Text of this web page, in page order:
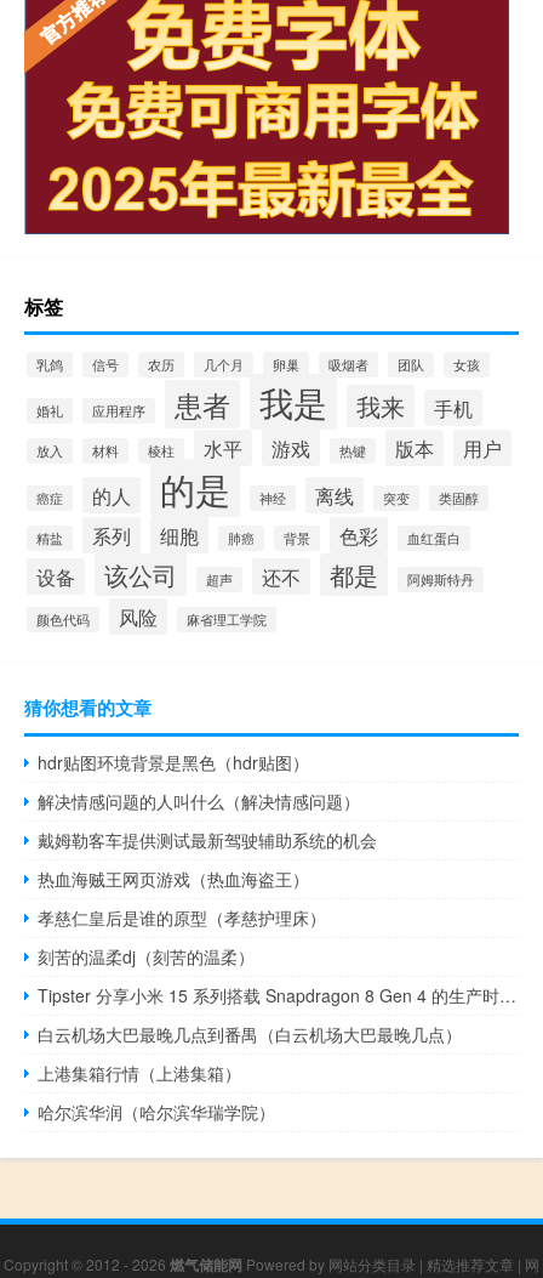
标签
乳鸽 信号 农历 几个月 卵巢 吸烟者 团队 女孩
婚礼 应用程序 患者 我是 我来 手机
放入 材料 棱柱 水平 游戏 热键 版本 用户
癌症 的人 的是 神经 离线 突变 类固醇
精盐 系列 细胞 肺癌 背景 色彩 血红蛋白
设备 该公司 超声 还不 都是 阿姆斯特丹
颜色代码 风险 麻省理工学院
猜你想看的文章
hdr贴图环境背景是黑色（hdr贴图）
解决情感问题的人叫什么（解决情感问题）
戴姆勒客车提供测试最新驾驶辅助系统的机会
热血海贼王网页游戏（热血海盗王）
孝慈仁皇后是谁的原型（孝慈护理床）
刻苦的温柔dj（刻苦的温柔）
Tipster 分享小米 15 系列搭载 Snapdragon 8 Gen 4 的生产时间表信息
白云机场大巴最晚几点到番禺（白云机场大巴最晚几点）
上港集箱行情（上港集箱）
哈尔滨华润（哈尔滨华瑞学院）
Copyright © 2012 - 2026 燃气储能网 Powered by 网站分类目录 | 精选推荐文章 | 网